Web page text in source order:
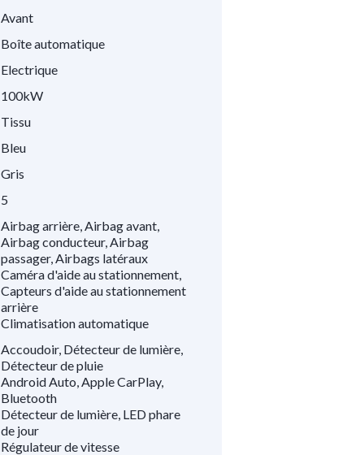
Avant
Boîte automatique
Electrique
100kW
Tissu
Bleu
Gris
5
Airbag arrière, Airbag avant,
Airbag conducteur, Airbag
passager, Airbags latéraux
Caméra d'aide au stationnement,
Capteurs d'aide au stationnement
arrière
Climatisation automatique
Accoudoir, Détecteur de lumière,
Détecteur de pluie
Android Auto, Apple CarPlay,
Bluetooth
Détecteur de lumière, LED phare
de jour
Régulateur de vitesse